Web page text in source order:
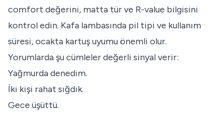
comfort değerini, matta tür ve R-value bilgisini
kontrol edin. Kafa lambasında pil tipi ve kullanım
süresi, ocakta kartuş uyumu önemli olur.
Yorumlarda şu cümleler değerli sinyal verir:
Yağmurda denedim.
İki kişi rahat sığdık.
Gece üşüttü.